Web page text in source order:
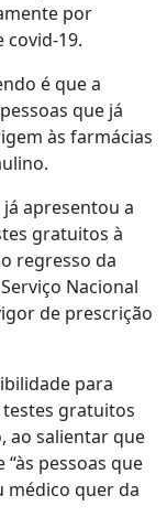
por
covid-19.
é que a
que já
às farmácias
apresentou a
gratuitos à
regresso da
Nacional
de prescrição
para
gratuitos
ao salientar que
pessoas que
médico quer da